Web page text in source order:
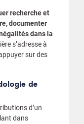
recherche et
documenter
dans la
s’adresse à
sur des
d’un
dans